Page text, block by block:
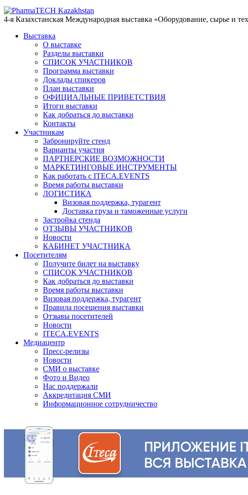
4-я Казахстанская Международная выставка «Оборудование, сырье и
Выставка
О выставке
Разделы выставки
СПИСОК УЧАСТНИКОВ
Программа выставки
Доклады спикеров
План выставки
ОФИЦИАЛЬНЫЕ ПРИВЕТСТВИЯ
Итоги выставки
Как добраться до выставки
Контакты
Участникам
Забронируйте стенд
Варианты участия
ПАРТНЕРСКИЕ ВОЗМОЖНОСТИ
МАРКЕТИНГОВЫЕ ИНСТРУМЕНТЫ
Как работать с ITECA.EVENTS
Время работы выставки
ЛОГИСТИКА
Визовая поддержка, турагент
Доставка груза и таможенные услуги
Застройка стенда
ОТЗЫВЫ УЧАСТНИКОВ
Новости
КАБИНЕТ УЧАСТНИКА
Посетителям
Получите билет на выставку
СПИСОК УЧАСТНИКОВ
Как добраться до выставки
Время работы выставки
Визовая поддержка, турагент
Правила посещения выставки
Отзывы посетителей
Новости
ITECA.EVENTS
Медиацентр
Пресс-релизы
Новости
СМИ о выставке
Фото и Видео
Нас поддержали
Аккредитация СМИ
Информационное сотрудничество